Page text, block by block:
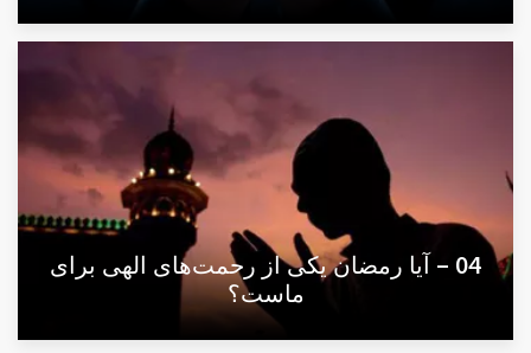
04 – آیا رمضان یکی از رحمت‌های الهی برای
ماست؟